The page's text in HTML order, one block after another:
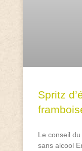
Spritz
Le conseil
sans alcool